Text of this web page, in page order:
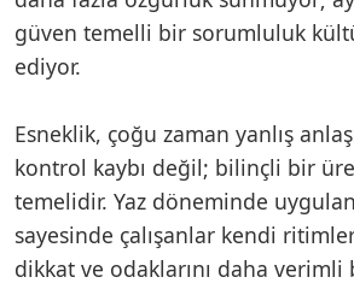
güven temelli bir sorumluluk
ediyor.
Esneklik, çoğu zaman yanlış
kontrol kaybı değil; bilinçli bir
temelidir. Yaz döneminde
sayesinde çalışanlar kendi
dikkat ve odaklarını daha verimli